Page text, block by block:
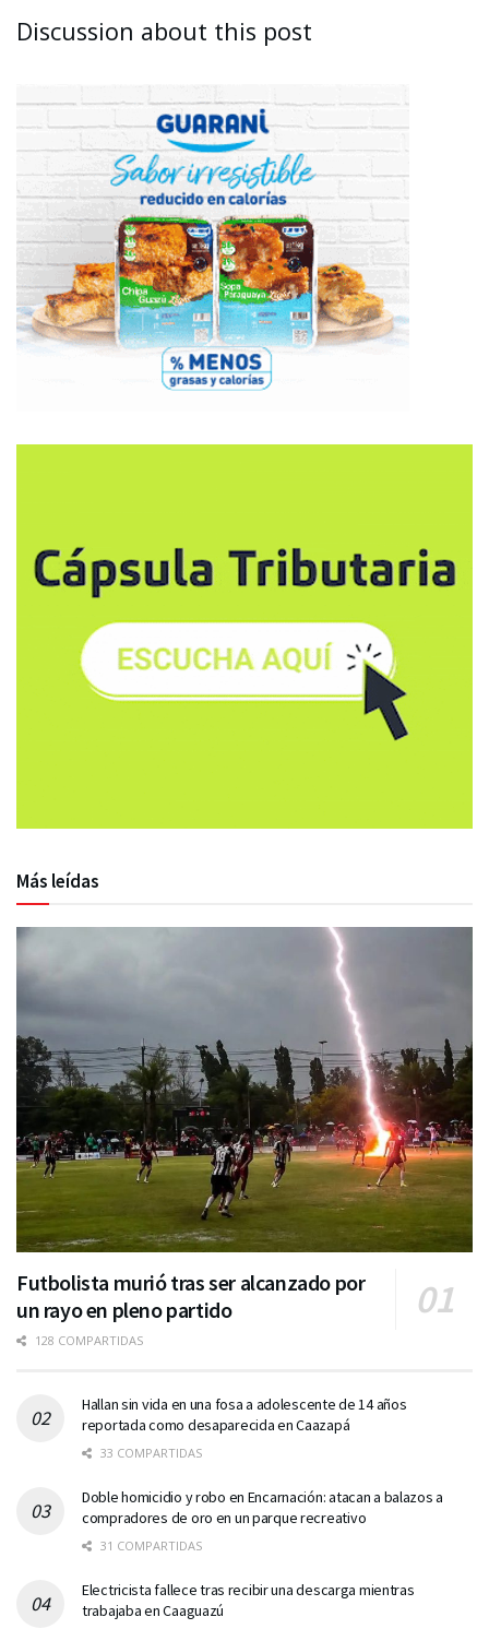
Discussion about this post
Más leídas
Futbolista murió tras ser alcanzado por
un rayo en pleno partido
128 COMPARTIDAS
Hallan sin vida en una fosa a adolescente de 14 años
reportada como desaparecida en Caazapá
33 COMPARTIDAS
Doble homicidio y robo en Encarnación: atacan a balazos a
compradores de oro en un parque recreativo
31 COMPARTIDAS
Electricista fallece tras recibir una descarga mientras
trabajaba en Caaguazú